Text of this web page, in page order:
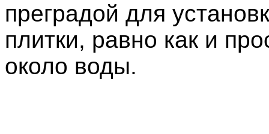
преградой для
плитки, равно как и
около воды.